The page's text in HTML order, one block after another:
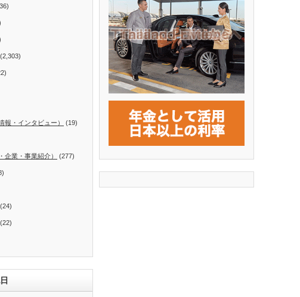
(2,303)
報・インタビュー） (19)
企業・事業紹介） (277)
(24)
(22)